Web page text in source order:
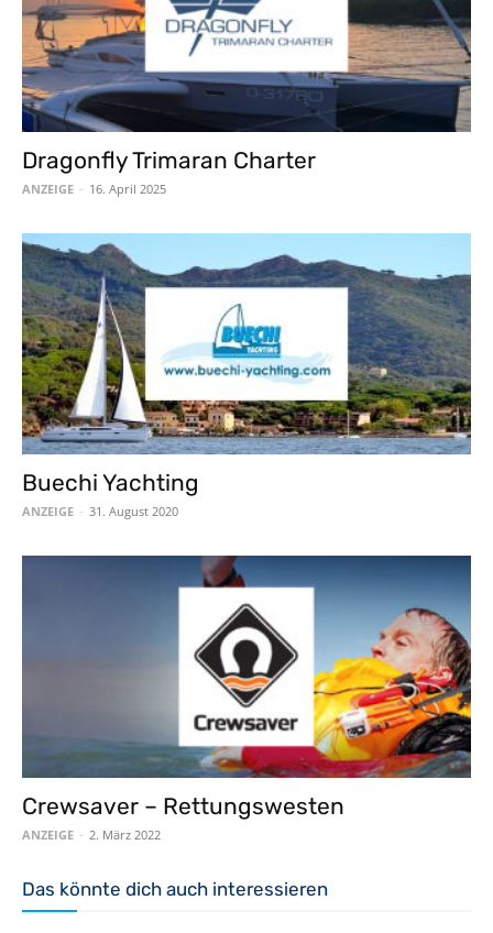
Dragonfly Trimaran Charter
ANZEIGE - 16. April 2025
Buechi Yachting
ANZEIGE - 31. August 2020
Crewsaver – Rettungswesten
ANZEIGE - 2. März 2022
Das könnte dich auch interessieren